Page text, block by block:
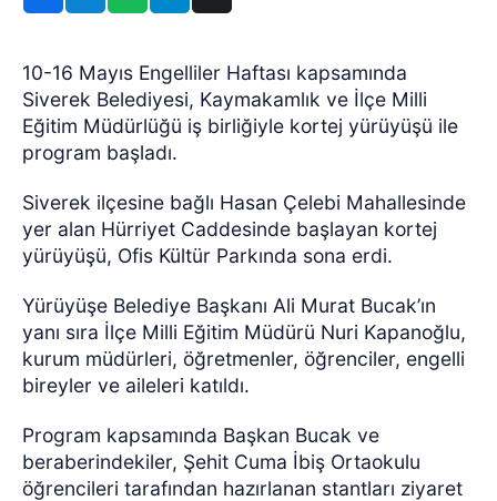
10-16 Mayıs Engelliler Haftası kapsamında
Siverek Belediyesi, Kaymakamlık ve İlçe Milli
Eğitim Müdürlüğü iş birliğiyle kortej yürüyüşü ile
program başladı.
Siverek ilçesine bağlı Hasan Çelebi Mahallesinde
yer alan Hürriyet Caddesinde başlayan kortej
yürüyüşü, Ofis Kültür Parkında sona erdi.
Yürüyüşe Belediye Başkanı Ali Murat Bucak’ın
yanı sıra İlçe Milli Eğitim Müdürü Nuri Kapanoğlu,
kurum müdürleri, öğretmenler, öğrenciler, engelli
bireyler ve aileleri katıldı.
Program kapsamında Başkan Bucak ve
beraberindekiler, Şehit Cuma İbiş Ortaokulu
öğrencileri tarafından hazırlanan stantları ziyaret